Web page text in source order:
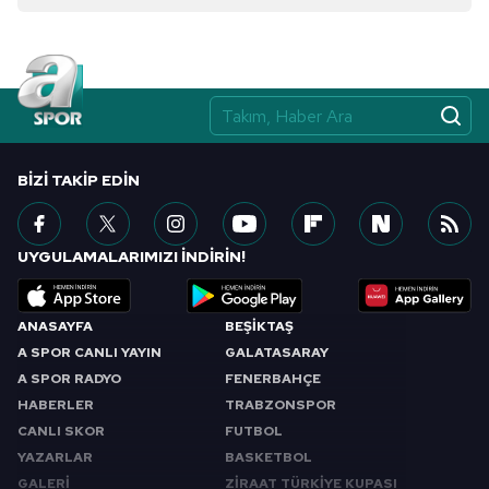
vasıtasıyla belirleyebilirsiniz. Çerezlere ilişkin detaylı bilgi
için Ayarlar butonuna tıklayabilir,Çerez Bilgilendirme
Metnimizi
ziyaret edebilirsiniz.
6698 sayılı Kişisel Verilerin Korunması Kanunu uyarınca
ilgili mevzuata uygun olarak kullanılan çerezlerle ilgili bilgi
almak için lütfen
tıklayınız .
ANASAYFA
A SPOR CANLI YAYIN
A SPOR RADYO
HABERLER
CANLI SKOR
YAZARLAR
GALERİ
BEŞİKTAŞ
GALATASARAY
FENERBAHÇE
TRABZONSPOR
FUTBOL
BASKETBOL
ZİRAAT TÜRKİYE KUPASI
BIZI TAKIP EDIN
UYGULAMALARIMIZI İNDİRİN!